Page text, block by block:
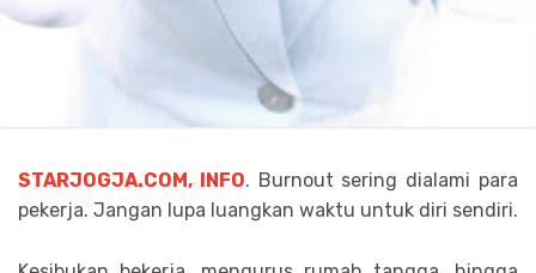
STARJOGJA.COM, INFO. Burnout sering dialami para
pekerja. Jangan lupa luangkan waktu untuk diri sendiri.